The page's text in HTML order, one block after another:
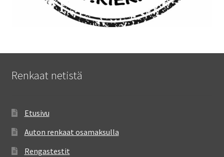
Renkaat netistä
Etusivu
Auton renkaat osamaksulla
Rengastestit